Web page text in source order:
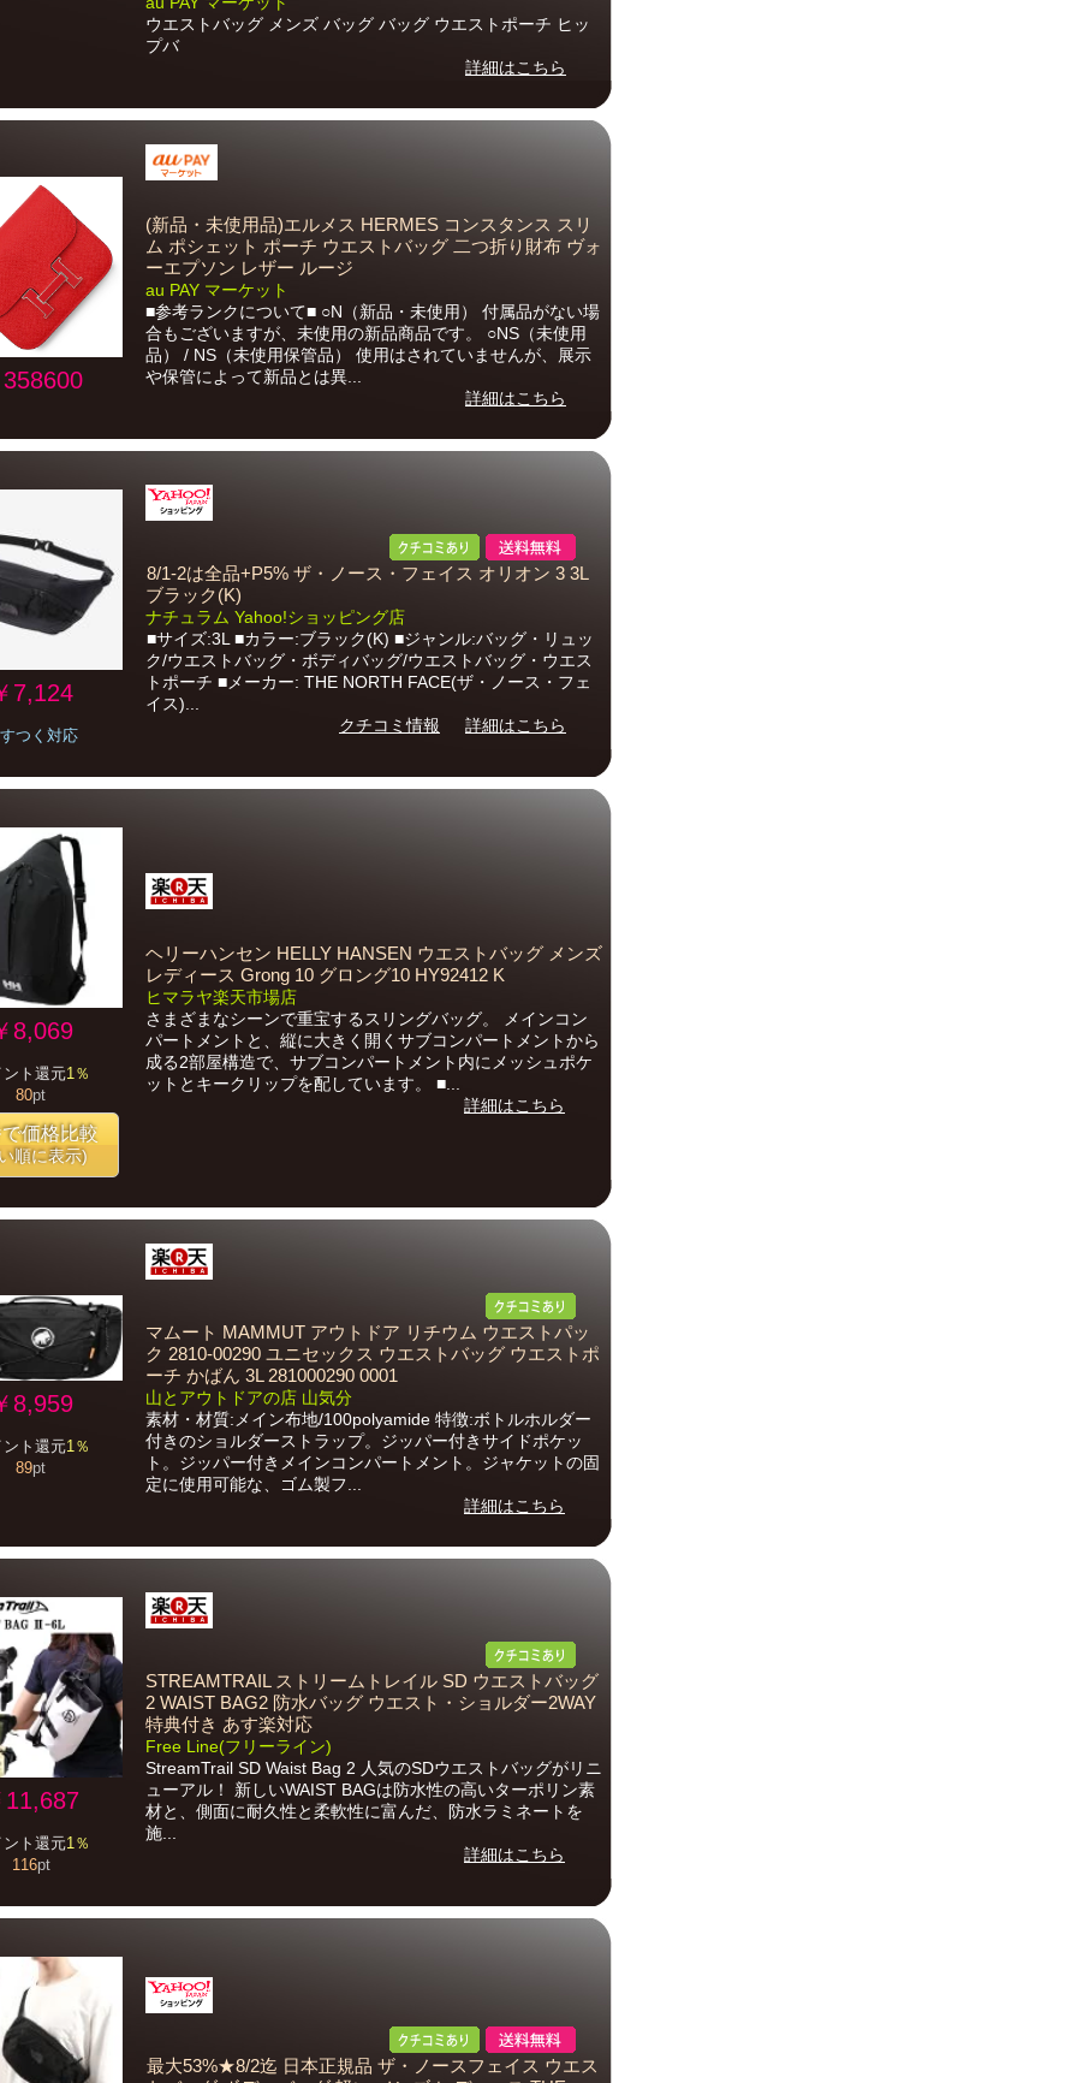
ウエストバッグ メンズ バッグ バッグ ウエストポーチ ヒッ
プバ
詳細はこちら
(新品・未使用品)エルメス HERMES コンスタンス スリ
ム ポシェット ポーチ ウエストバッグ 二つ折り財布 ヴォ
ーエプソン レザー ルージ
au PAY マーケット
■参考ランクについて■ ○N（新品・未使用） 付属品がない場
合もございますが、未使用の新品商品です。 ○NS（未使用
品） / NS（未使用保管品） 使用はされていませんが、展示
や保管によって新品とは異...
詳細はこちら
7,124
つく対応
8/1-2は全品+P5% ザ・ノース・フェイス オリオン 3 3L
ブラック(K)
ナチュラム Yahoo!ショッピング店
■サイズ:3L ■カラー:ブラック(K) ■ジャンル:バッグ・リュッ
ク/ウエストバッグ・ボディバッグ/ウエストバッグ・ウエス
トポーチ ■メーカー: THE NORTH FACE(ザ・ノース・フェ
イス)...
クチコミ情報
詳細はこちら
8,069
ト還元1％
80pt
価格比較
順に表示)
ヘリーハンセン HELLY HANSEN ウエストバッグ メンズ
レディース Grong 10 グロング10 HY92412 K
ヒマラヤ楽天市場店
さまざまなシーンで重宝するスリングバッグ。 メインコン
パートメントと、縦に大きく開くサブコンパートメントから
成る2部屋構造で、サブコンパートメント内にメッシュポケ
ットとキークリップを配しています。 ■...
詳細はこちら
8,959
ト還元1％
89pt
マムート MAMMUT アウトドア リチウム ウエストパッ
ク 2810-00290 ユニセックス ウエストバッグ ウエストポ
ーチ かばん 3L 281000290 0001
山とアウトドアの店 山気分
素材・材質:メイン布地/100polyamide 特徴:ボトルホルダー
付きのショルダーストラップ。ジッパー付きサイドポケッ
ト。ジッパー付きメインコンパートメント。ジャケットの固
定に使用可能な、ゴム製フ...
詳細はこちら
11,687
ト還元1％
116pt
STREAMTRAIL ストリームトレイル SD ウエストバッグ
2 WAIST BAG2 防水バッグ ウエスト・ショルダー2WAY
特典付き あす楽対応
Free Line(フリーライン)
StreamTrail SD Waist Bag 2 人気のSDウエストバッグがリニ
ューアル！ 新しいWAIST BAGは防水性の高いターポリン素
材と、側面に耐久性と柔軟性に富んだ、防水ラミネートを
施...
詳細はこちら
最大53%★8/2迄 日本正規品 ザ・ノースフェイス ウエス